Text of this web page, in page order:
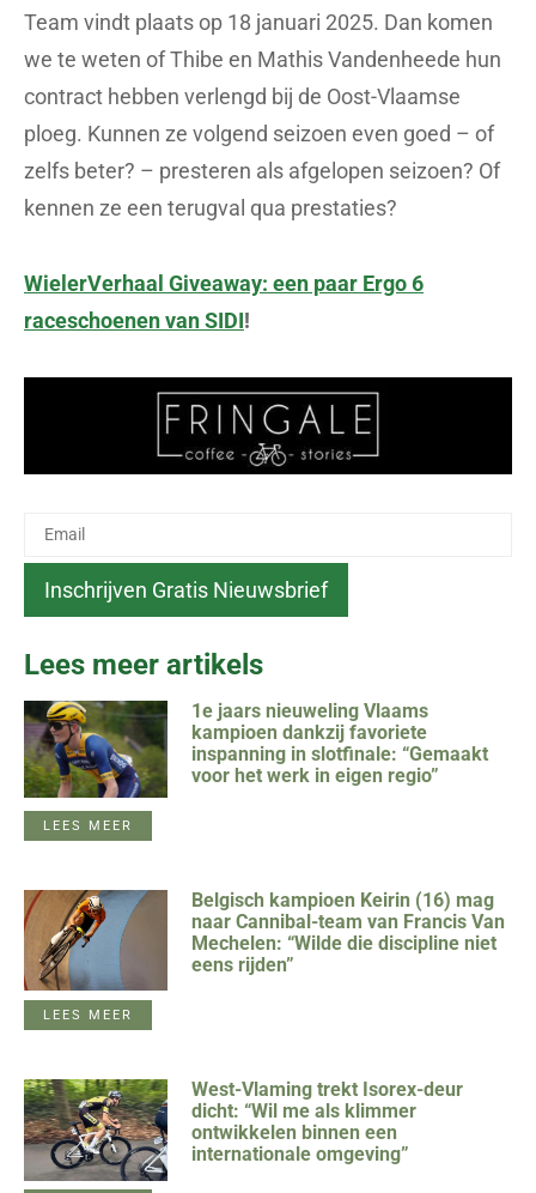
Team vindt plaats op 18 januari 2025. Dan komen
we te weten of Thibe en Mathis Vandenheede hun
contract hebben verlengd bij de Oost-Vlaamse
ploeg. Kunnen ze volgend seizoen even goed – of
zelfs beter? – presteren als afgelopen seizoen? Of
kennen ze een terugval qua prestaties?
WielerVerhaal Giveaway: een paar Ergo 6
raceschoenen van SIDI!
Lees meer artikels
1e jaars nieuweling Vlaams
kampioen dankzij favoriete
inspanning in slotfinale: “Gemaakt
voor het werk in eigen regio”
LEES MEER
Belgisch kampioen Keirin (16) mag
naar Cannibal-team van Francis Van
Mechelen: “Wilde die discipline niet
eens rijden”
LEES MEER
West-Vlaming trekt Isorex-deur
dicht: “Wil me als klimmer
ontwikkelen binnen een
internationale omgeving”